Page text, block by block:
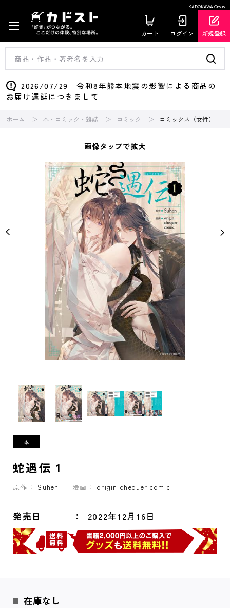
KADOKAWA Group
カート ログイン 新規登録
2026/07/29 令和8年熊本地震の影響による商品の
お届け遅延につきまして
ホーム 本・コミック・雑誌 コミック コミックス（女性）
画像タップで拡大
蛇遇伝 1
原作： Suhen 漫画： origin chequer comic
発売日 2022年12月16日
在庫なし